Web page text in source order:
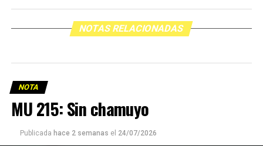
NOTAS RELACIONADAS
NOTA
MU 215: Sin chamuyo
Publicada hace 2 semanas el 24/07/2026